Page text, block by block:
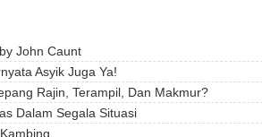
John Caunt
Asyik Juga Ya!
Rajin, Terampil, Dan Makmur?
Dalam Segala Situasi